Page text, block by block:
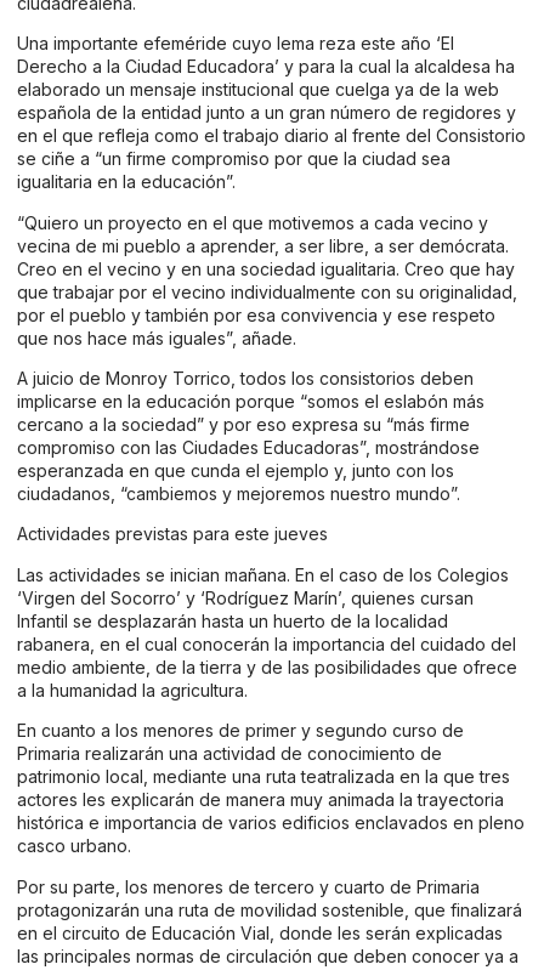
Una importante efeméride cuyo lema reza este año ‘El
Derecho a la Ciudad Educadora’ y para la cual la alcaldesa ha
elaborado un mensaje institucional que cuelga ya de la web
española de la entidad junto a un gran número de regidores y
en el que refleja como el trabajo diario al frente del Consistorio
se ciñe a “un firme compromiso por que la ciudad sea
igualitaria en la educación”.
“Quiero un proyecto en el que motivemos a cada vecino y
vecina de mi pueblo a aprender, a ser libre, a ser demócrata.
Creo en el vecino y en una sociedad igualitaria. Creo que hay
que trabajar por el vecino individualmente con su originalidad,
por el pueblo y también por esa convivencia y ese respeto
que nos hace más iguales”, añade.
A juicio de Monroy Torrico, todos los consistorios deben
implicarse en la educación porque “somos el eslabón más
cercano a la sociedad” y por eso expresa su “más firme
compromiso con las Ciudades Educadoras”, mostrándose
esperanzada en que cunda el ejemplo y, junto con los
ciudadanos, “cambiemos y mejoremos nuestro mundo”.
Actividades previstas para este jueves
Las actividades se inician mañana. En el caso de los Colegios
‘Virgen del Socorro’ y ‘Rodríguez Marín’, quienes cursan
Infantil se desplazarán hasta un huerto de la localidad
rabanera, en el cual conocerán la importancia del cuidado del
medio ambiente, de la tierra y de las posibilidades que ofrece
a la humanidad la agricultura.
En cuanto a los menores de primer y segundo curso de
Primaria realizarán una actividad de conocimiento de
patrimonio local, mediante una ruta teatralizada en la que tres
actores les explicarán de manera muy animada la trayectoria
histórica e importancia de varios edificios enclavados en pleno
casco urbano.
Por su parte, los menores de tercero y cuarto de Primaria
protagonizarán una ruta de movilidad sostenible, que finalizará
en el circuito de Educación Vial, donde les serán explicadas
las principales normas de circulación que deben conocer ya a